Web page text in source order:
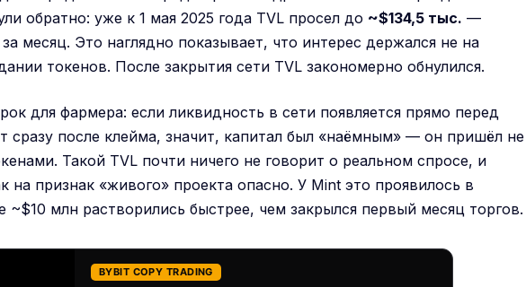
обратно: уже к 1 мая 2025 года TVL просел до ~$134,5 тыс. —
месяц. Это наглядно показывает, что интерес держался не на
токенов. После закрытия сети TVL закономерно обнулился.
для фармера: если ликвидность в сети появляется прямо перед
сразу после клейма, значит, капитал был «наёмным» — он пришёл не
Такой TVL почти ничего не говорит о реальном спросе, и
на признак «живого» проекта опасно. У Mint это проявилось в
~$10 млн растворились быстрее, чем закрылся первый месяц торгов.
BYBIT COPY TRADING